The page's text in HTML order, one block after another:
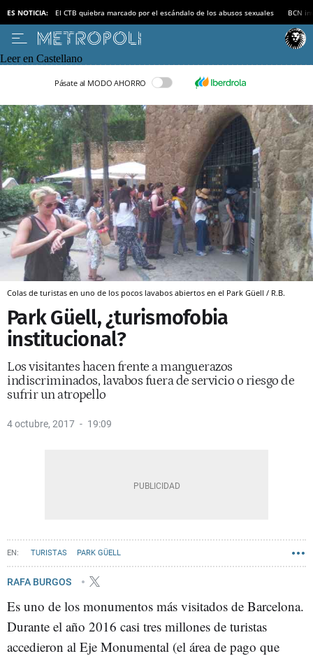
ES NOTICIA: El CTB quiebra marcado por el escándalo de los abusos sexuales BCN
Leer en Castellano
Pásate al MODO AHORRO
Colas de turistas en uno de los pocos lavabos abiertos en el Park Güell / R.B.
Park Güell, ¿turismofobia
institucional?
Los visitantes hacen frente a manguerazos
indiscriminados, lavabos fuera de servicio o riesgo de
sufrir un atropello
4 octubre, 2017 19:09
TURISTAS PARK GÜELL
RAFA BURGOS
Es uno de los monumentos más visitados de Barcelona.
Durante el año 2016 casi tres millones de turistas
accedieron al Eje Monumental (el área de pago que